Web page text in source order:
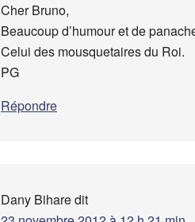
Cher Bruno,
Beaucoup d’humour et de
Celui des mousquetaires du Roi.
PG
Répondre
Dany Biharedit